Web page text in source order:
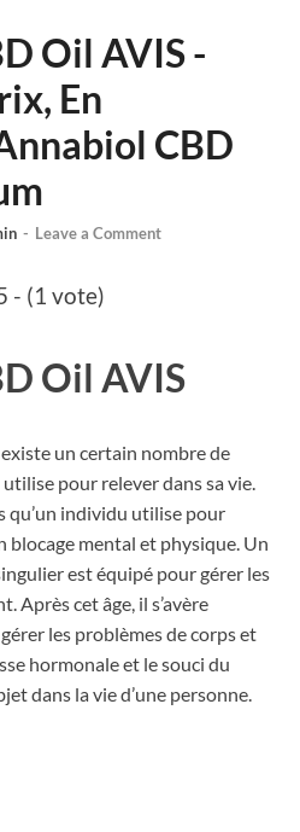
Oil AVIS -
En
CBD
- Leave a Comment
- (1 vote)
Oil AVIS
un certain nombre de
pour relever dans sa vie.
qu’un individu utilise pour
blocage mental et physique. Un
est équipé pour gérer les
Après cet âge, il s’avère
les problèmes de corps et
hormonale et le souci du
dans la vie d’une personne.